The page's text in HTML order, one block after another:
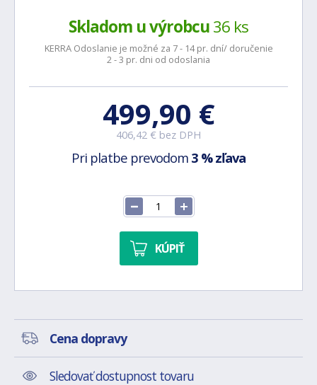
Skladom u výrobcu36 ks
KERRA Odoslanie je možné za 7 - 14 pr. dní/ doručenie
2 - 3 pr. dni od odoslania
499,90 €
406,42 € bez DPH
Pri platbe prevodom 3 % zľava
KÚPIŤ
Cena dopravy
Sledovať dostupnost tovaru